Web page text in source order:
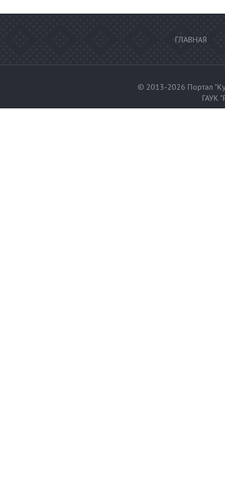
ГЛАВНАЯ
© 2013-2026 Портал
ГАУК